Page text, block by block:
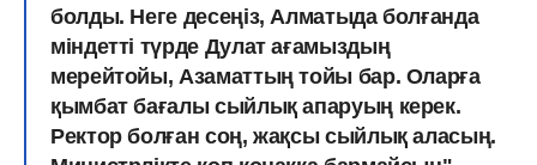
болды. Неге десеңіз, Алматыда болғанда
міндетті түрде Дулат ағамыздың
мерейтойы, Азаматтың тойы бар. Оларға
қымбат бағалы сыйлық апаруың керек.
Ректор болған соң, жақсы сыйлық аласың.